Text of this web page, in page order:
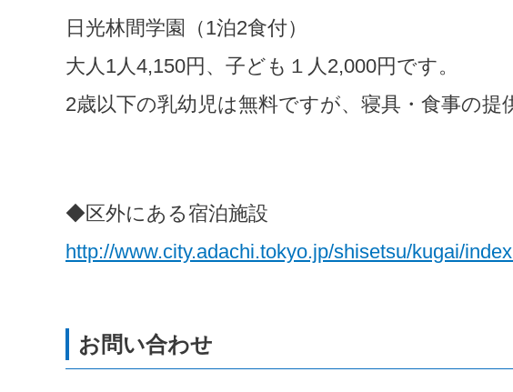
日光林間学園（1泊2食付）
大人1人4,150円、子ども１人2,000円です。
2歳以下の乳幼児は無料ですが、寝具・食事の提
◆区外にある宿泊施設
http://www.city.adachi.tokyo.jp/shisetsu/kugai/